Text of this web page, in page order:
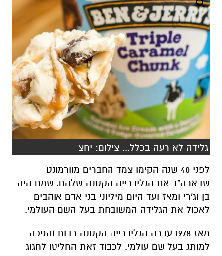
גלידה לא רעה בכלל... צילום: יחצ
לפני 40 שנה הקימו צמד החברים מוורמונט
שבארה"ב את הגלידרייה הקטנה שלהם. שמם היה
בן וג'רי ומאז ועד היום מיליוני בני אדם אוהבים
לאכול את הגלידה המשובחת בעל השם העולמי.
מאז 1978 עברה הגלידרייה הקטנה רבות והפכה
למותג בעל שם עולמי. לכבוד זאת החליטו לחגוג